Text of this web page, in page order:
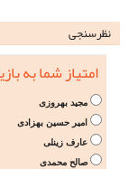
نظرسنجی
امتیاز شما به
مجید بهروزی
امیر حسین بهزادی
عارف زینلی
صالح محمدی